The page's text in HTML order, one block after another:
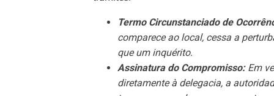
Termo Circunstanciado de
comparece ao local, cessa a
que um inquérito.
Assinatura do Compromisso:Em
diretamente à delegacia, a